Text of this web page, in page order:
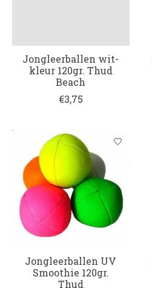
Jongleerballen wit-
kleur 120gr. Thud
Beach
€3,75
Jongleerballen UV
Smoothie 120gr.
Thud